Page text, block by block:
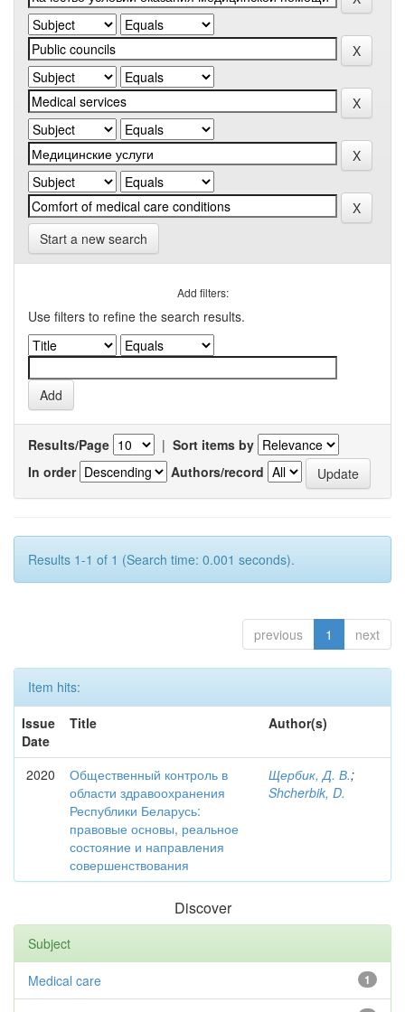
Start a new search
Add filters:
Use filters to refine the search results.
Results/Page | Sort items by
In order
Authors/record
Results 1-1 of 1 (Search time: 0.001 seconds).
previous 1 next
Item hits:
Issue
Date
Title Author(s)
2020
Общественный контроль в
области здравоохранения
Республики Беларусь:
правовые основы, реальное
состояние и направления
совершенствования
Щербик, Д. В.;
Shcherbik, D.
Discover
Subject
1
Medical care